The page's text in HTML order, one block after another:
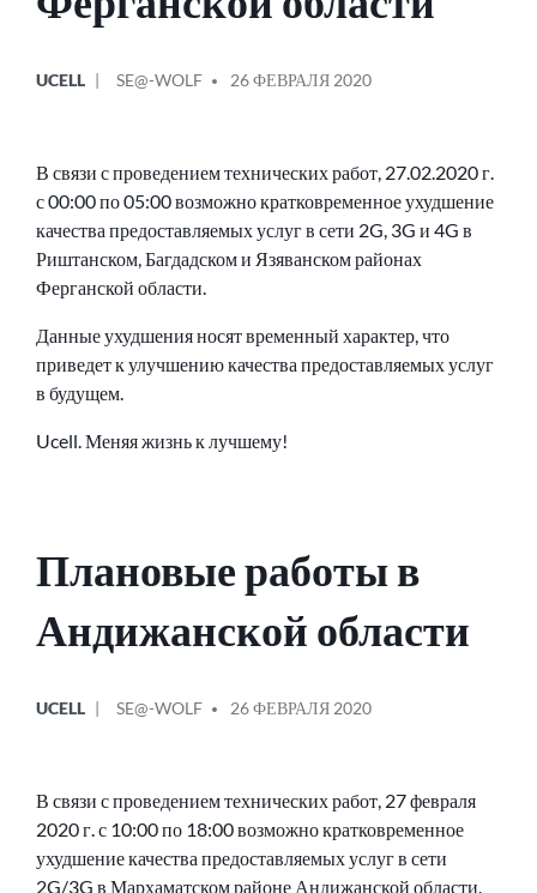
В
UCELL
ОТ
SE@-WOLF 26 ФЕВРАЛЯ 2020
В связи с проведением технических работ, 27.02.2020 г.
с 00:00 по 05:00 возможно кратковременное ухудшение
качества предоставляемых услуг в сети 2G, 3G и 4G в
Риштанском, Багдадском и Язяванском районах
Ферганской области.
Данные ухудшения носят временный характер, что
приведет к улучшению качества предоставляемых услуг
в будущем.
Ucell. Меняя жизнь к лучшему!
Плановые работы в
Андижанской области
В
UCELL
ОТ
SE@-WOLF 26 ФЕВРАЛЯ 2020
В связи с проведением технических работ, 27 февраля
2020 г. с 10:00 по 18:00 возможно кратковременное
ухудшение качества предоставляемых услуг в сети
2G/3G в Мархаматском районе Андижанской области.